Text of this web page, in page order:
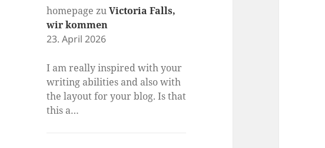
homepage zuVictoria Falls,
wir kommen
23. April 2026
I am really inspired with your
writing abilities and also with
the layout for your blog. Is that
this a…